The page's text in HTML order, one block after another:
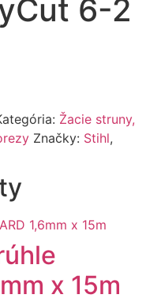
6-2
Žacie struny,
Značky: Stihl,
x 15m